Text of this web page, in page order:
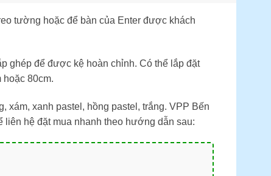
tường hoặc để bàn của Enter được khách
ghép để được kệ hoàn chỉnh. Có thể lắp đặt
80cm.
xám, xanh pastel, hồng pastel, trắng. VPP Bến
hệ đặt mua nhanh theo hướng dẫn sau: